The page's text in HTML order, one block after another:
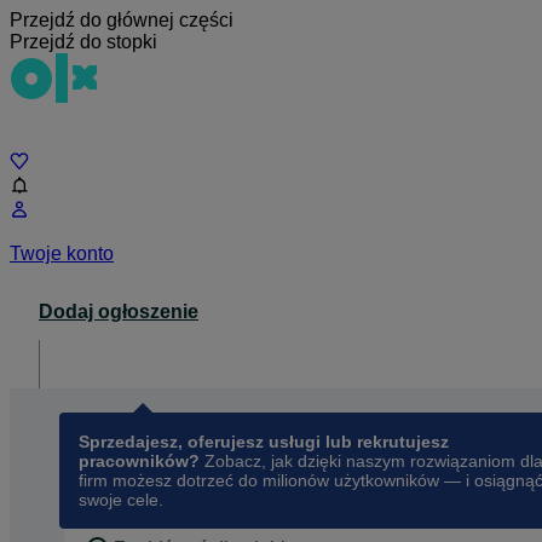
Przejdź do głównej części
Przejdź do stopki
Twoje konto
Dodaj ogłoszenie
Sprzedajesz, oferujesz usługi lub rekrutujesz
pracowników? Zobacz, jak dzięki naszym rozwiązaniom dla
firm możesz dotrzeć do milionów użytkowników — i osiągnąć
swoje cele.